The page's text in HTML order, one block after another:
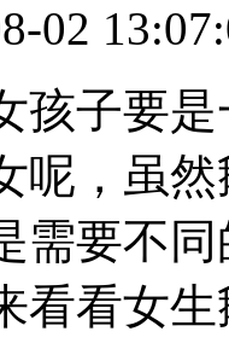
02
孩子要
呢，虽
需要不
看看女